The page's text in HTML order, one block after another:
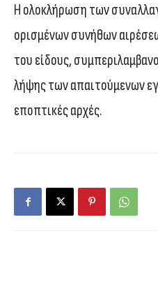
Η ολοκλήρωση των
ορισμένων συνήθων
του είδους,
λήψης των απαιτούμενων
εποπτικές αρχές.